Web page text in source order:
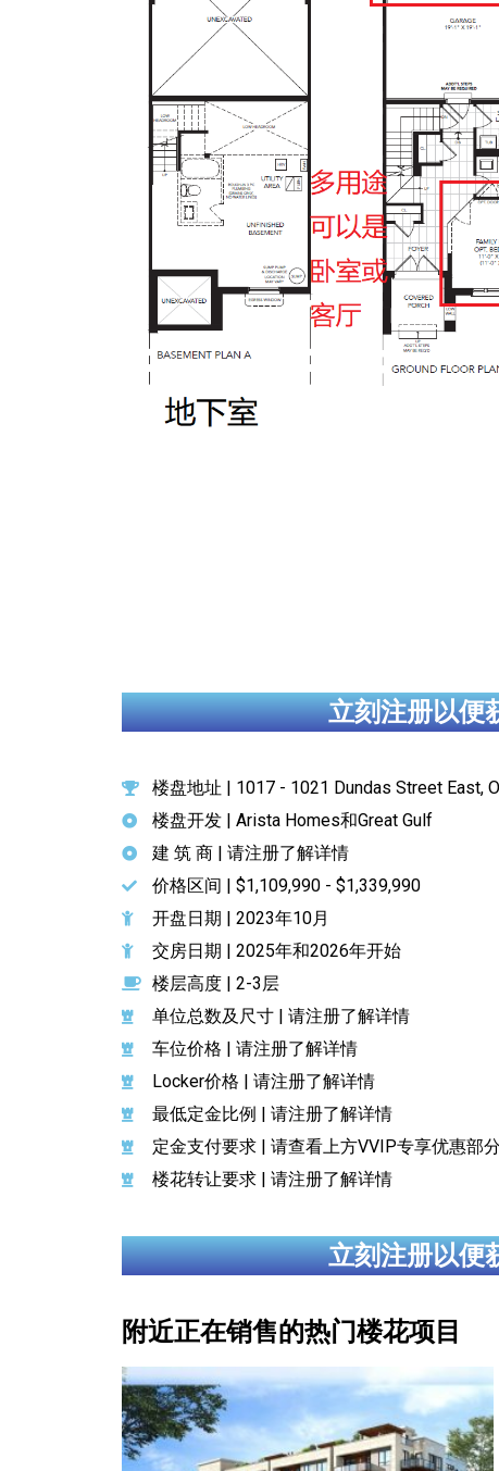
立刻注册以便
楼盘地址 | 1017 - 1021 Dundas Street East,
楼盘开发 | Arista Homes和Great Gulf
建 筑 商 | 请注册了解详情
价格区间 | $1,109,990 - $1,339,990
开盘日期 | 2023年10月
交房日期 | 2025年和2026年开始
楼层高度 | 2-3层
单位总数及尺寸 | 请注册了解详情
车位价格 | 请注册了解详情
Locker价格 | 请注册了解详情
最低定金比例 | 请注册了解详情
定金支付要求 | 请查看上方VVIP专享优惠部分
楼花转让要求 | 请注册了解详情
立刻注册以便
附近正在销售的热门楼花项目